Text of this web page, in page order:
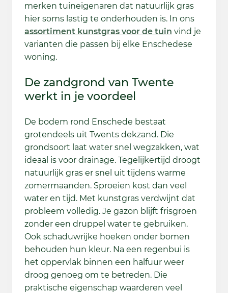
merken tuineigenaren dat natuurlijk gras
hier soms lastig te onderhouden is. In ons
assortiment kunstgras voor de tuin vind je
varianten die passen bij elke Enschedese
woning.
De zandgrond van Twente
werkt in je voordeel
De bodem rond Enschede bestaat
grotendeels uit Twents dekzand. Die
grondsoort laat water snel wegzakken, wat
ideaal is voor drainage. Tegelijkertijd droogt
natuurlijk gras er snel uit tijdens warme
zomermaanden. Sproeien kost dan veel
water en tijd. Met kunstgras verdwijnt dat
probleem volledig. Je gazon blijft frisgroen
zonder een druppel water te gebruiken.
Ook schaduwrijke hoeken onder bomen
behouden hun kleur. Na een regenbui is
het oppervlak binnen een halfuur weer
droog genoeg om te betreden. Die
praktische eigenschap waarderen veel